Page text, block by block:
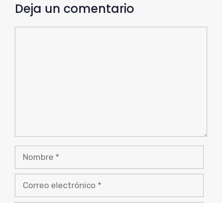
Deja un comentario
Nombre
Correo
electrónico